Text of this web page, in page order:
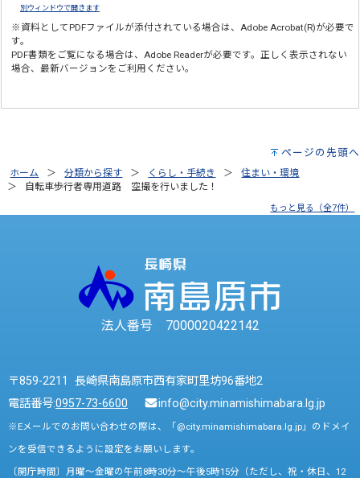
別ウィンドウで開きます
※資料としてPDFファイルが添付されている場合は、Adobe Acrobat(R)が必要で
す。
PDF書類をご覧になる場合は、Adobe Readerが必要です。正しく表示されない
場合、最新バージョンをご利用ください。
ページの先頭へ
ホーム 分類から探す くらし・手続き
住まい・環境
自転車歩行者専用道路 空撮を行いました！
もっと見る（全7件）
法人番号 7000020422142
〒859-2211 長崎県南島原市西有家町里坊96番地2
電話番号:0957-73-6600 info@city.minamishimabara.lg.jp
※Eメールでのお問い合わせの際は、「@city.minamishimabara.lg.jp」のドメイ
ンを受信できるように設定をお願いします。
〔開庁時間〕月曜～金曜の午前8時30分～午後5時15分（ただし、祝・休日、12